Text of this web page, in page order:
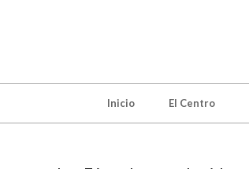
Inicio El Centro